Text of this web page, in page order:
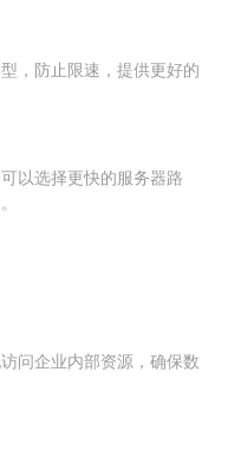
，防止限速，提供更好的
以选择更快的服务器路
问企业内部资源，确保数